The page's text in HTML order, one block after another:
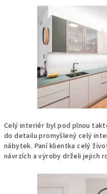
Celý interiér byl pod plnou
do detailu promyšlený celý
nábytek. Paní klientka celý
návrzích a výroby drželi jejich